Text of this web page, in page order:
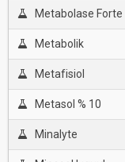
Metabolase Forte
Metabolik
Metafisiol
Metasol % 10
Minalyte